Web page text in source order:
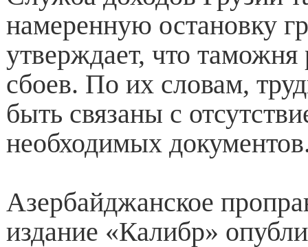
намеренную остановку
утверждает, что таможня
сбоев. По их словам,
быть связаны с
необходимых
Азербайджанское
издание «Калибр»